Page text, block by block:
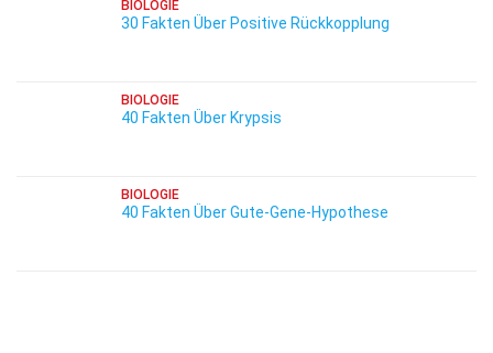
BIOLOGIE
30 Fakten Über Positive Rückkopplung
BIOLOGIE
40 Fakten Über Krypsis
BIOLOGIE
40 Fakten Über Gute-Gene-Hypothese